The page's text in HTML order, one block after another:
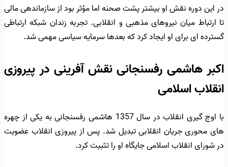
در این دوره نقش او بیشتر پشت صحنه اما مؤثر بود از سازماندهی مالی
تا ارتباط میان نیروهای مذهبی و انقلابی. تجربه زندان شبکه ارتباطی
گسترده ای برای او ایجاد کرد که بعدها سرمایه سیاسی مهمی شد.
اکبر هاشمی رفسنجانی نقش آفرینی در پیروزی
انقلاب اسلامی
با اوج گیری انقلاب در سال 1357 هاشمی رفسنجانی به یکی از چهره
های محوری جریان انقلابی تبدیل شد. پس از پیروزی انقلاب عضویت
در شورای انقلاب اسلامی جایگاه او را تثبیت کرد.